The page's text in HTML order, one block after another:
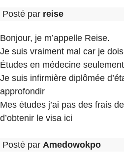
Posté par reise
Bonjour, je m’appelle Reise.
Je suis vraiment mal car je
Études en médecine
Je suis infirmière diplômée
approfondir
Mes études j’ai pas des frais
d’obtenir le visa ici
Posté par Amedowokpo